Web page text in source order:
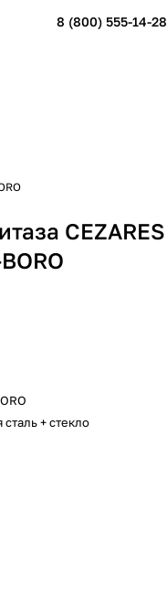
8 (800) 555-14-28
CEZARES
+ стекло